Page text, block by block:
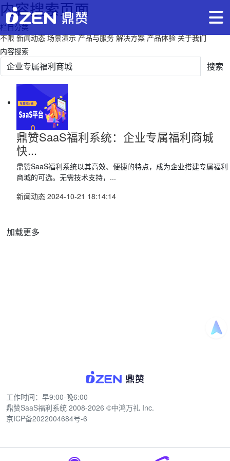
内容搜索页面
栏目分类
不限 新闻动态 场景演示 产品与服务 解决方案 产品体验 关于我们
内容搜索
搜索
鼎赞SaaS福利系统：企业专属福利商城
快...
鼎赞SaaS福利系统以其高效、便捷的特点，成为企业搭建专属福利
商城的可选。无需技术支持，...
新闻动态 2024-10-21 18:14:14
加载更多
工作时间：早9:00-晚6:00
鼎赞SaaS福利系统 2008-2026 ©中鸿万礼 Inc.
京ICP备2022004684号-6